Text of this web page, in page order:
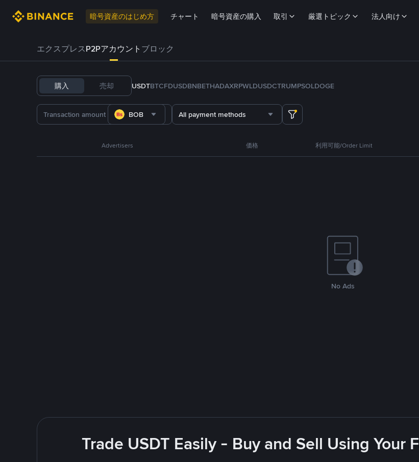
暗号資産のはじめ方 チャート 暗号資産の購入 取引 厳選トピック 法人向け
エクスプレスP2Pアカウント ブロック
購入 売却 USDTBTCFDUSDBNBETHADAXRPWLDUSDCTRUMPSOLDOGE
BOB All payment methods
Advertisers 価格 利用可能/Order Limit
No Ads
Trade USDT Easily - Buy and Sell Using Your